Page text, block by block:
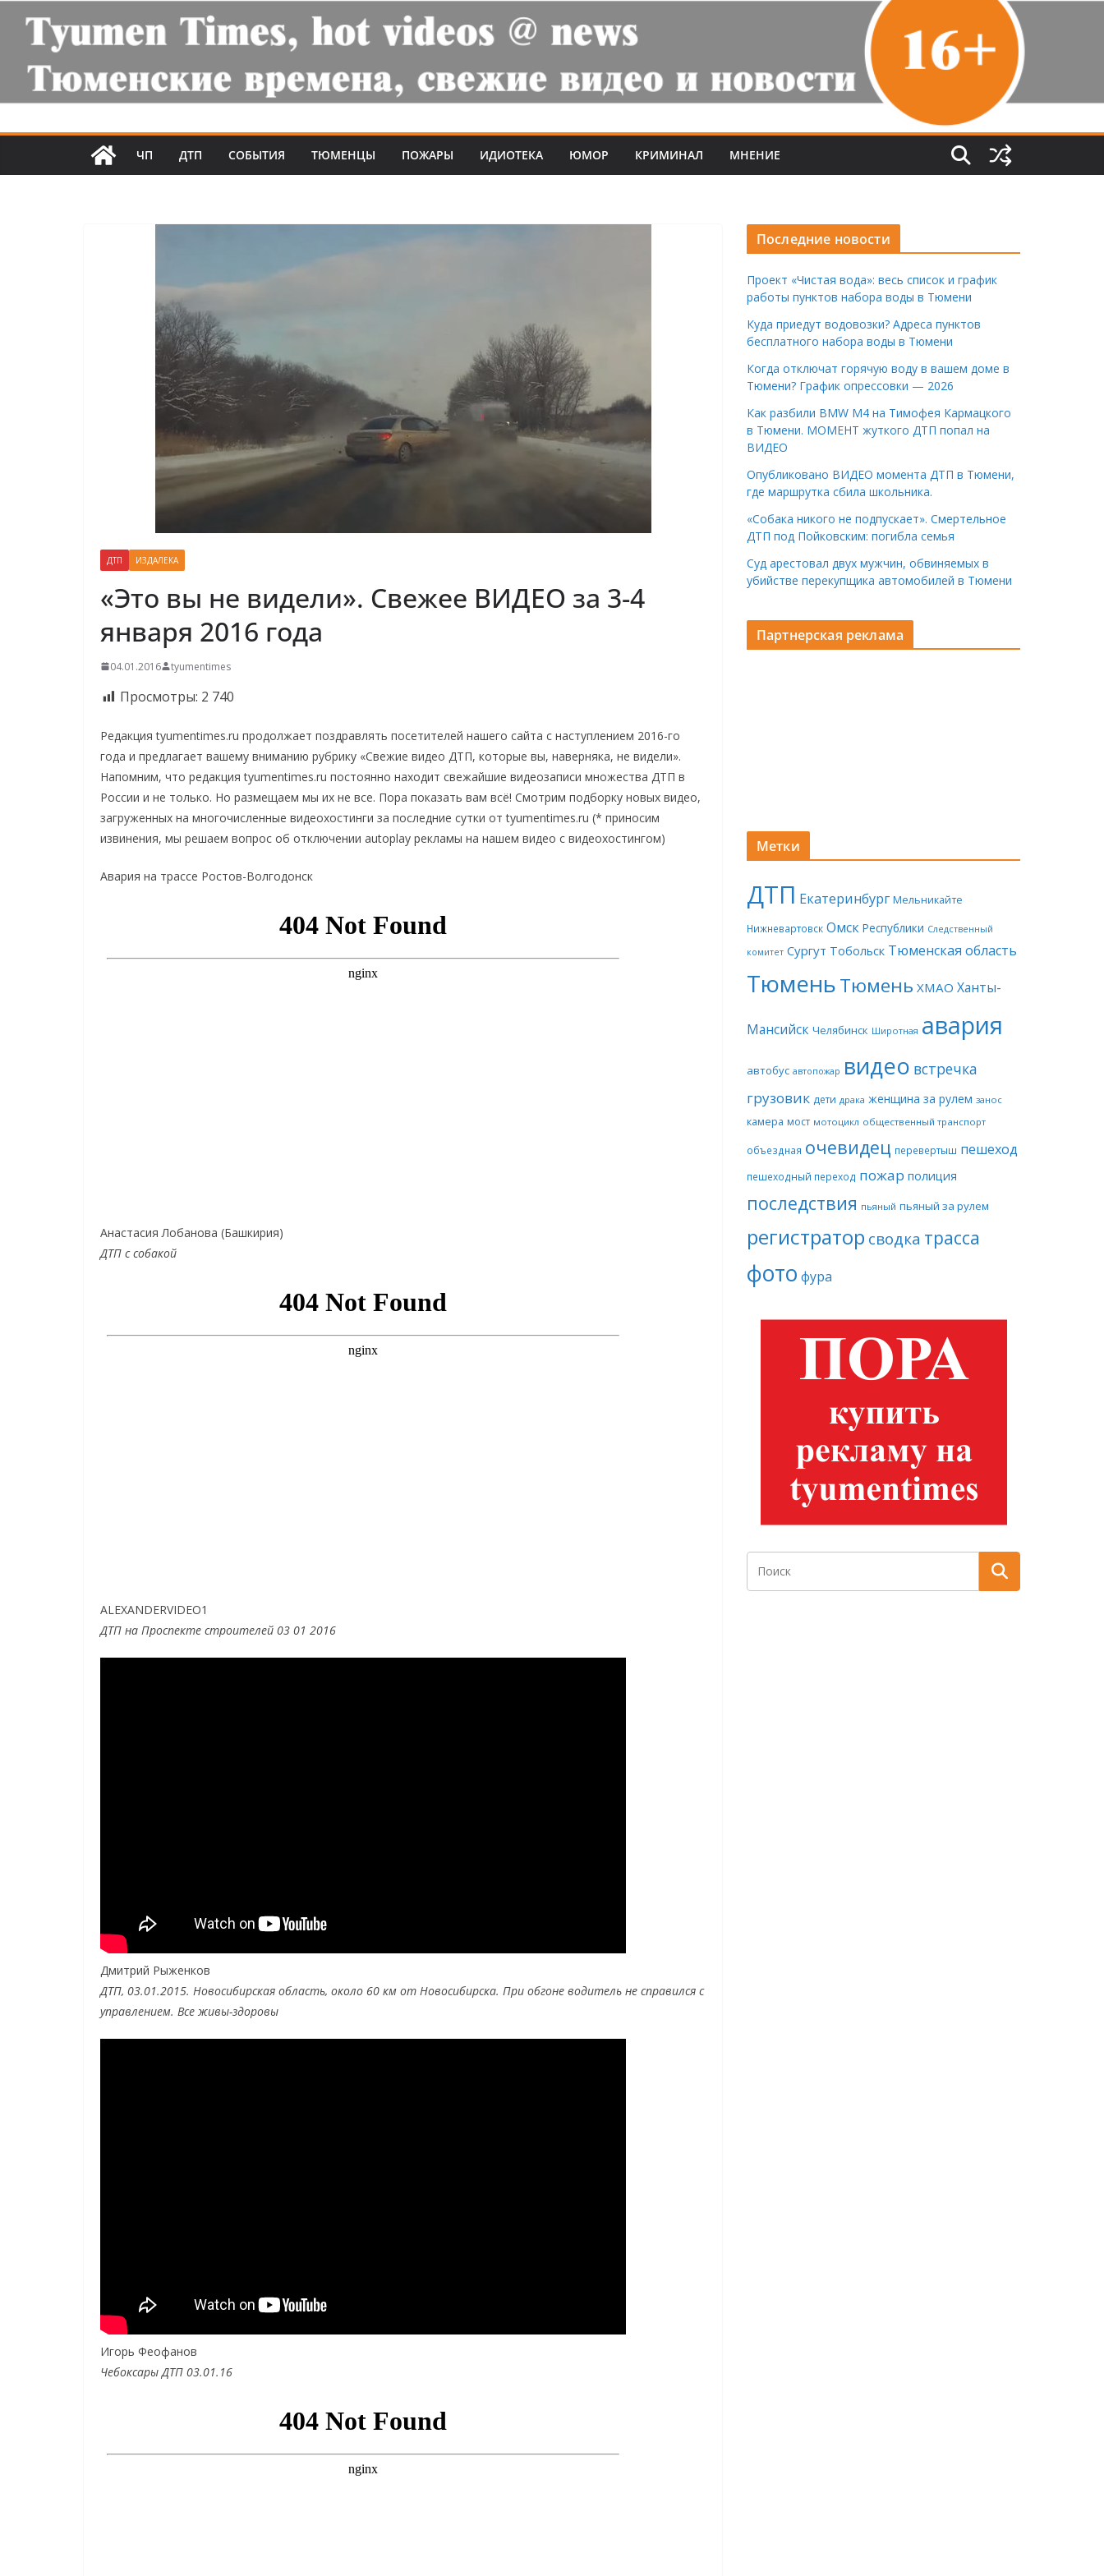
ЧП ДТП СОБЫТИЯ ТЮМЕНЦЫ ПОЖАРЫ ИДИОТЕКА ЮМОР КРИМИНАЛ МНЕНИЕ
ДТП ИЗДАЛЕКА
«Это вы не видели». Свежее ВИДЕО за 3-4
января 2016 года
04.01.2016 tyumentimes
Просмотры: 2 740
Редакция tyumentimes.ru продолжает поздравлять посетителей нашего сайта с наступлением 2016-го
года и предлагает вашему вниманию рубрику «Свежие видео ДТП, которые вы, наверняка, не видели».
Напомним, что редакция tyumentimes.ru постоянно находит свежайшие видеозаписи множества ДТП в
России и не только. Но размещаем мы их не все. Пора показать вам всё! Смотрим подборку новых видео,
загруженных на многочисленные видеохостинги за последние сутки от tyumentimes.ru (* приносим
извинения, мы решаем вопрос об отключении autoplay рекламы на нашем видео с видеохостингом)
Авария на трассе Ростов-Волгодонск
Анастасия Лобанова (Башкирия)
ДТП с собакой
ALEXANDERVIDEO1
ДТП на Проспекте строителей 03 01 2016
Дмитрий Рыженков
ДТП, 03.01.2015. Новосибирская область, около 60 км от Новосибирска. При обгоне водитель не справился с
управлением. Все живы-здоровы
Игорь Феофанов
Чебоксары ДТП 03.01.16
Последние новости
Проект «Чистая вода»: весь список и график
работы пунктов набора воды в Тюмени
Куда приедут водовозки? Адреса пунктов
бесплатного набора воды в Тюмени
Когда отключат горячую воду в вашем доме в
Тюмени? График опрессовки — 2026
Как разбили BMW M4 на Тимофея Кармацкого
в Тюмени. МОМЕНТ жуткого ДТП попал на
ВИДЕО
Опубликовано ВИДЕО момента ДТП в Тюмени,
где маршрутка сбила школьника.
«Собака никого не подпускает». Смертельное
ДТП под Пойковским: погибла семья
Суд арестовал двух мужчин, обвиняемых в
убийстве перекупщика автомобилей в Тюмени
Партнерская реклама
Метки
ДТП Екатеринбург Мельникайте
Нижневартовск Омск Республики Следственный
комитет Сургут Тобольск Тюменская область
ТюменьТюмень ХМАО Ханты-
Мансийск Челябинск Широтная авария
автобус автопожар видео встречка
грузовик дети драка женщина за рулем занос
камера мост мотоцикл общественный транспорт
объездная очевидец перевертыш пешеход
пешеходный переход пожар полиция
последствия пьяный пьяный за рулем
регистратор сводка трасса
фото фура